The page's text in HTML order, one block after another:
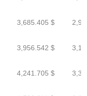
3,685.405 $
3,956.542 $
4,241.705 $